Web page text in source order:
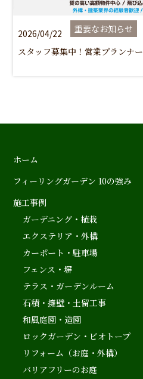
2026/04/22
重要なお知らせ
スタッフ募集中！営業プランナー
ホーム
フィーリングガーデン 10の強み
施工事例
ガーデニング・植栽
エクステリア・外構
カーポート・駐車場
フェンス・塀
テラス・ガーデンルーム
石積・擁壁・土留工事
和風庭園・造園
ロックガーデン・ビオトープ
リフォーム（お庭・外構）
バリアフリーのお庭